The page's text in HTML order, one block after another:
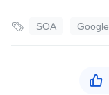
 SOA Google
